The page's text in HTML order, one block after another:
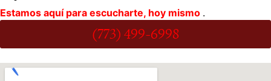
Estamos aquí para escucharte, hoy mismo .
(773) 499-6998